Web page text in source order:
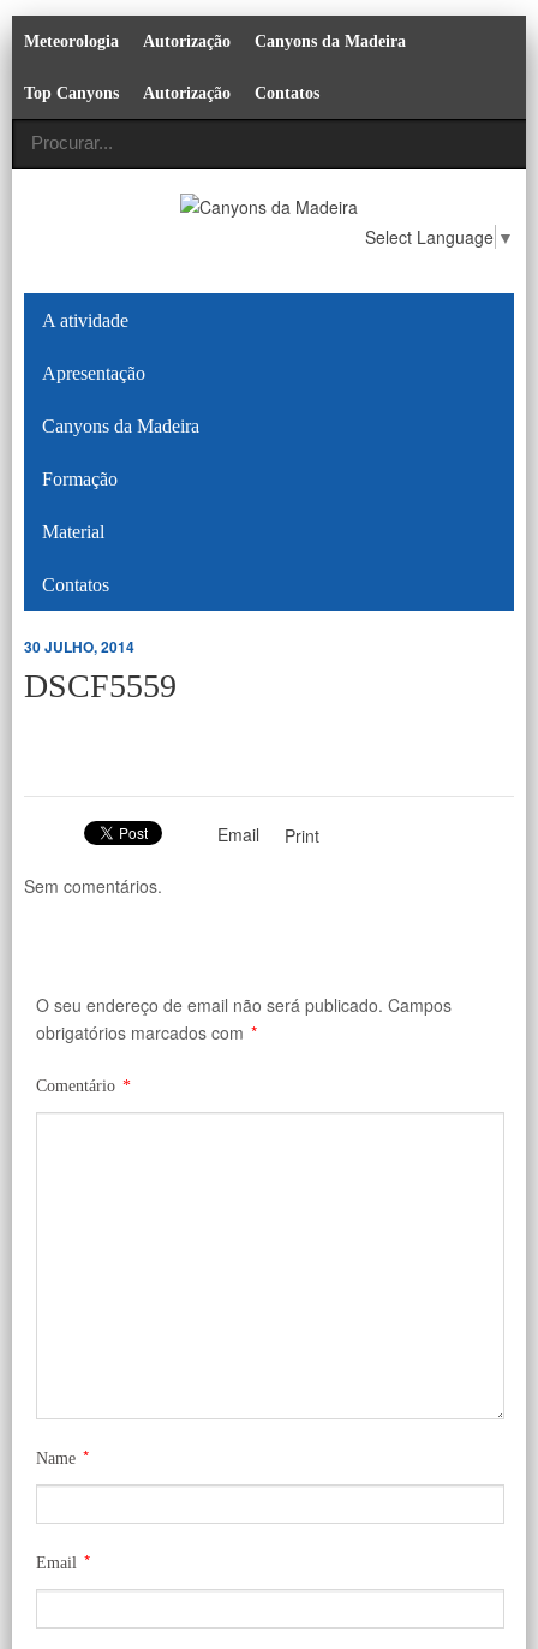
Meteorologia Autorização Canyons da Madeira
Top Canyons Autorização Contatos
Select Language ▼
A atividade
Apresentação
Canyons da Madeira
Formação
Material
Contatos
30 JULHO, 2014
DSCF5559
Email Print
Sem comentários.
O seu endereço de email não será publicado. Campos
obrigatórios marcados com *
Comentário *
Name *
Email *